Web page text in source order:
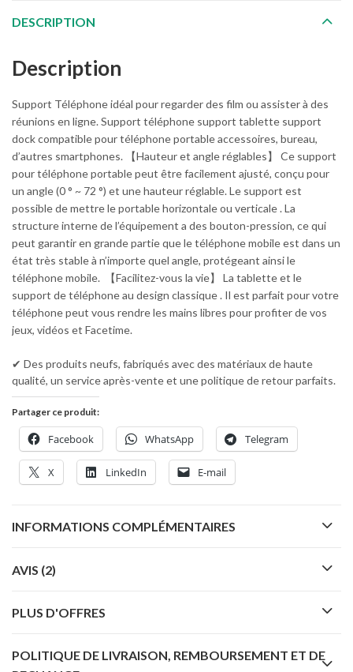
DESCRIPTION
Description
Support Téléphone idéal pour regarder des film ou assister à des
réunions en ligne. Support téléphone support tablette support
dock compatible pour téléphone portable accessoires, bureau,
d’autres smartphones. 【Hauteur et angle réglables】 Ce support
pour téléphone portable peut être facilement ajusté, conçu pour
un angle (0 ° ~ 72 °) et une hauteur réglable. Le support est
possible de mettre le portable horizontale ou verticale . La
structure interne de l’équipement a des bouton-pression, ce qui
peut garantir en grande partie que le téléphone mobile est dans un
état très stable à n’importe quel angle, protégeant ainsi le
téléphone mobile. 【Facilitez-vous la vie】 La tablette et le
support de téléphone au design classique . Il est parfait pour votre
téléphone peut vous rendre les mains libres pour profiter de vos
jeux, vidéos et Facetime.
✔ Des produits neufs, fabriqués avec des matériaux de haute
qualité, un service après-vente et une politique de retour parfaits.
Partager ce produit:
Facebook WhatsApp Telegram
X LinkedIn E-mail
INFORMATIONS COMPLÉMENTAIRES
AVIS (2)
PLUS D'OFFRES
POLITIQUE DE LIVRAISON, REMBOURSEMENT ET DE